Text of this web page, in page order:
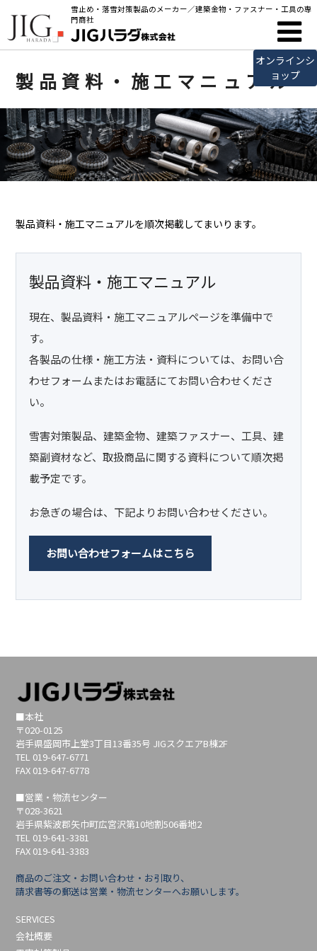
雪止め・落雪対策製品のメーカー／建築金物・ファスナー・工具の専
門商社
オンラインシ
ョップ
製品資料・施工マニュアル
製品資料・施工マニュアルを順次掲載してまいります。
製品資料・施工マニュアル
現在、製品資料・施工マニュアルページを準備中で
す。
各製品の仕様・施工方法・資料については、お問い合
わせフォームまたはお電話にてお問い合わせくださ
い。
雪害対策製品、建築金物、建築ファスナー、工具、建
築副資材など、取扱商品に関する資料について順次掲
載予定です。
お急ぎの場合は、下記よりお問い合わせください。
お問い合わせフォームはこちら
■本社
〒020-0125
岩手県盛岡市上堂3丁目13番35号 JIGスクエアB棟2F
TEL 019-647-6771
FAX 019-647-6778
■営業・物流センター
〒028-3621
岩手県紫波郡矢巾町広宮沢第10地割506番地2
TEL 019-641-3381
FAX 019-641-3383
商品のご注文・お問い合わせ・お引取り、
請求書等の郵送は営業・物流センターへお願いします。
SERVICES
会社概要